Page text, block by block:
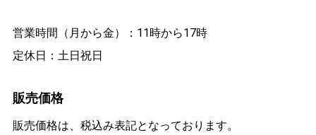
営業時間（月から金）：11時から17時
定休日：土日祝日
販売価格
販売価格は、税込み表記となっております。